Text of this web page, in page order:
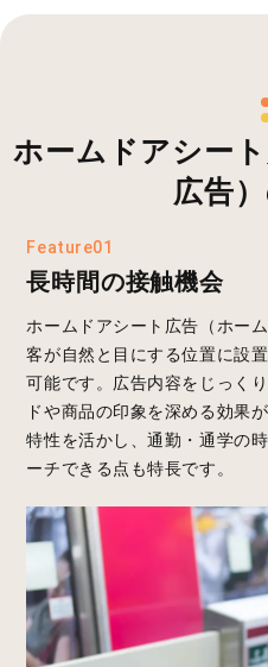
ホームドアシー
広告
Feature01
長時間の接触機会
ホームドアシート広告（ホー
客が自然と目にする位置に設
可能です。広告内容をじっく
ドや商品の印象を深める効果
特性を活かし、通勤・通学の
ーチできる点も特長です。